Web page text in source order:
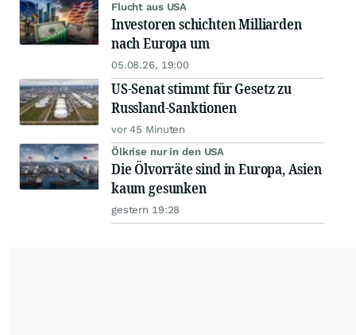
Flucht aus USA
Investoren schichten Milliarden
nach Europa um
05.08.26, 19:00
US-Senat stimmt für Gesetz zu
Russland-Sanktionen
vor 45 Minuten
Ölkrise nur in den USA
Die Ölvorräte sind in Europa, Asien
kaum gesunken
gestern 19:28